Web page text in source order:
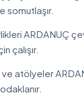
somutlaşır.
ARDANUÇ
çalışır.
atölyeler